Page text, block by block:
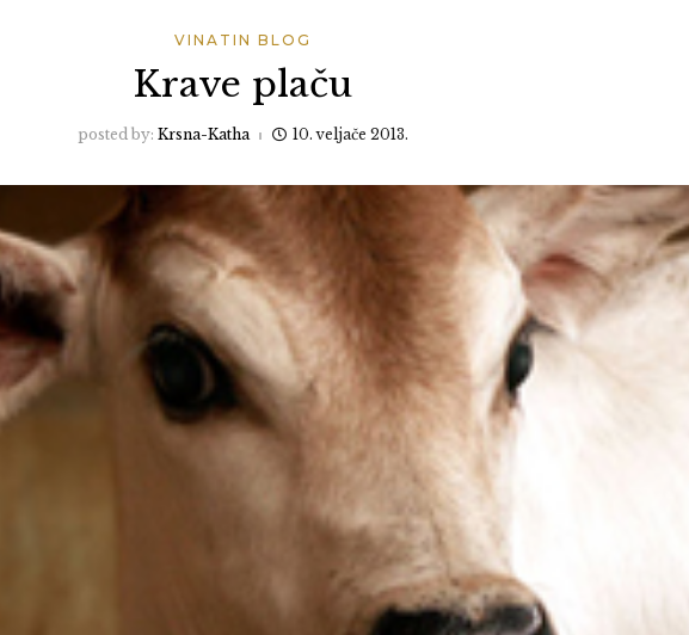
VINATIN BLOG
Krave plaču
posted by: Krsna-Katha 10. veljače 2013.